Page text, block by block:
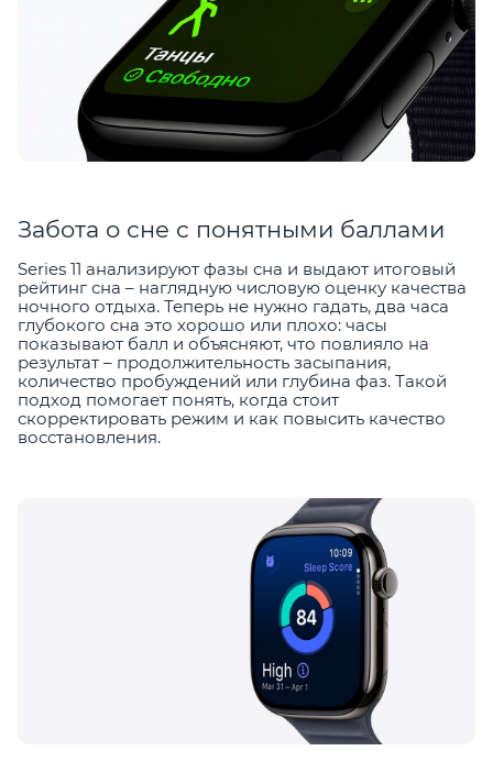
Забота о сне с понятными баллами
Series 11 анализируют фазы сна и выдают итоговый
рейтинг сна – наглядную числовую оценку качества
ночного отдыха. Теперь не нужно гадать, два часа
глубокого сна это хорошо или плохо: часы
показывают балл и объясняют, что повлияло на
результат – продолжительность засыпания,
количество пробуждений или глубина фаз. Такой
подход помогает понять, когда стоит
скорректировать режим и как повысить качество
восстановления.